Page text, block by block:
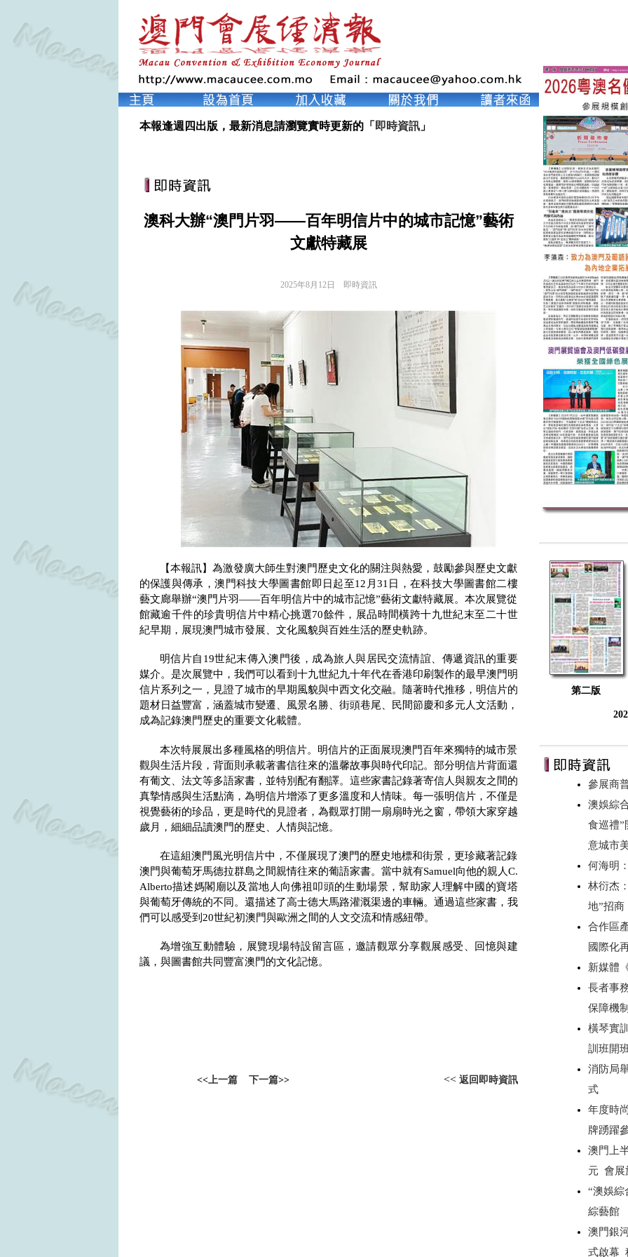
本報逢週四出版，最新消息請瀏覽實時更新的「 即時資訊」
澳科大辦“澳門片羽——百年明信片中的城市記憶”藝術
文獻特藏展
2025年8月12日 即時資訊
【本報訊】為激發廣大師生對澳門歷史文化的關注與熱愛，鼓勵參與歷史文獻
的保護與傳承，澳門科技大學圖書館即日起至12 月 31 日，在科技大學圖書館二樓
藝文廊舉辦“澳門片羽——百年明信片中的城市記憶”藝術文獻特藏展。本次展覽從
館藏逾千件的珍貴明信片中精心挑選70餘件，展品時間橫跨十九世紀末至二十世
紀早期，展現澳門城市發展、文化風貌與百姓生活的歷史軌跡。
明信片自 19世紀末傳入澳門後，成為旅人與居民交流情誼、傳遞資訊的重要
媒介。是次展覽中，我們可以看到十九世紀九十年代在香港印刷製作的最早澳門明
信片系列之一，見證了城市的早期風貌與中西文化交融。隨著時代推移，明信片的
題材日益豐富，涵蓋城市變遷、風景名勝、街頭巷尾、民間節慶和多元人文活動，
成為記錄澳門歷史的重要文化載體。
本次特展展出多種風格的明信片。明信片的正面展現澳門百年來獨特的城市景
觀與生活片段，背面則承載著書信往來的溫馨故事與時代印記。部分明信片背面還
有葡文、法文等多語家書，並特別配有翻譯。這些家書記錄著寄信人與親友之間的
真摯情感與生活點滴，為明信片增添了更多溫度和人情味。每一張明信片，不僅是
視覺藝術的珍品，更是時代的見證者，為觀眾打開一扇扇時光之窗，帶領大家穿越
歲月，細細品讀澳門的歷史、人情與記憶。
在這組澳門風光明信片中，不僅展現了澳門的歷史地標和街景，更珍藏著記錄
澳門與葡萄牙馬德拉群島之間親情往來的葡語家書。當中就有Samuel向他的親人C.
Alberto描述媽閣廟以及當地人向佛祖叩頭的生動場景，幫助家人理解中國的寶塔
與葡萄牙傳統的不同。還描述了高士德大馬路灌溉渠邊的車輛。通過這些家書，我
們可以感受到 20世紀初澳門與歐洲之間的人文交流和情感紐帶。
為增強互動體驗，展覽現場特設留言區，邀請觀眾分享觀展感受、回憶與建
議，與圖書館共同豐富澳門的文化記憶。
<<上一篇 下一篇>> << 返回即時資訊
第二版
參展商
澳娛綜
食巡禮
意城市
何海明
林衍杰
地”招
合作區
國際化
新媒體
長者事
保障機
橫琴實
訓班開
消防局
式
年度時
牌踴躍
澳門上
元 會展
“澳娛綜
綜藝館
澳門銀
式啟幕